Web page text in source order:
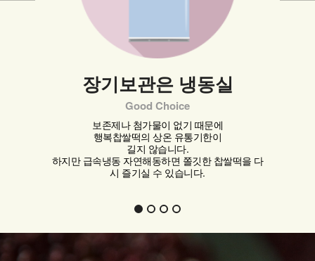
장기보관은 냉동실
Good Choice
보존제나 첨가물이 없기 때문에
행복찹쌀떡의 상온 유통기한이
길지 않습니다.
하지만 급속냉동 자연해동하면 쫄깃한 찹쌀떡을 다
시 즐기실 수 있습니다.